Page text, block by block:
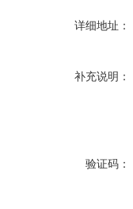
详细地址：
补充说明：
验证码：